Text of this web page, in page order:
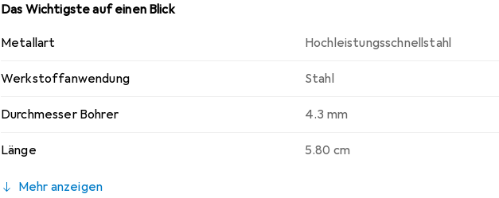
Das Wichtigste auf einen Blick
Metallart Hochleistungsschnellstahl
Werkstoffanwendung Stahl
Durchmesser Bohrer 4.3 mm
Länge 5.80 cm
Mehr anzeigen